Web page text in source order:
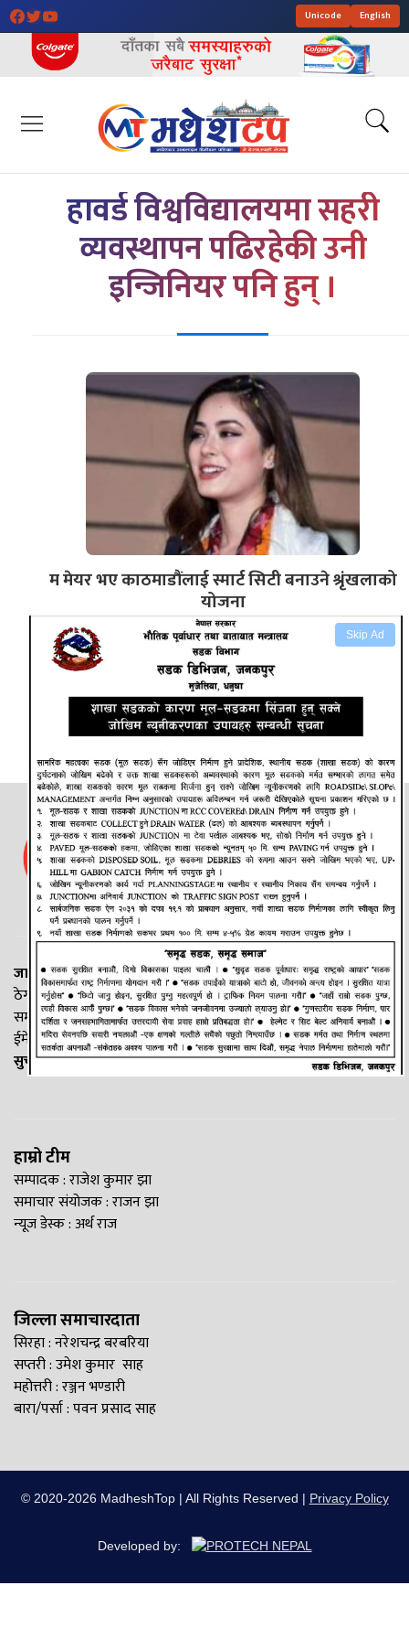
Skip Ad
Unicode English
हावर्ड विश्वविद्यालयमा सहरी
व्यवस्थापन पढिरहेकी उनी
इन्जिनियर पनि हुन् ।
म मेयर भए काठमाडौंलाई स्मार्ट सिटी बनाउने श्रृंखलाको
योजना
जानकी न्यूज नेटवर्क
ठेगाना: लक्ष्मीनियाँ -७, मधेश प्रदेश
सम्पर्क नं. : +977-9844100829
ईमेल:Madheshtopnews@gmail.com
सुचना विभाग दर्ता नं. २५४०/२०७७/७८
हाम्रो टीम
सम्पादक : राजेश कुमार झा
समाचार संयोजक : राजन झा
न्यूज डेस्क : अर्थ राज
जिल्ला समाचारदाता
सिरहा : नरेशचन्द्र बरबरिया
सप्तरी : उमेश कुमार साह
महोत्तरी : रञ्जन भण्डारी
बारा/पर्सा : पवन प्रसाद साह
© 2020-2026 MadheshTop | All Rights Reserved | Privacy Policy
Developed by: